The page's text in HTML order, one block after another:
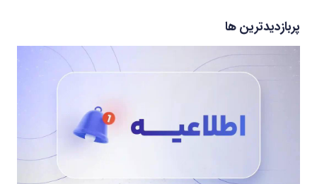
پربازدیدترین ها